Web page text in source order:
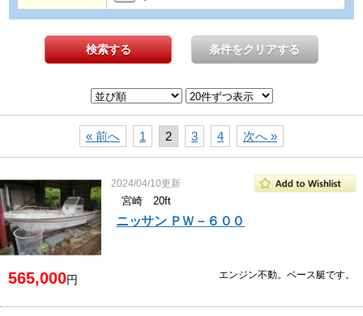
検索する 条件をクリアする
« 前へ 1 2 3 4 次へ »
2024/04/10更新
宮崎 20ft
ニッサン ＰＷ－６００
565,000円 エンジン不動。ベース艇です。